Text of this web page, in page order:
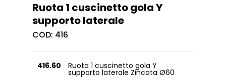
Ruota 1 cuscinetto gola Y
supporto laterale
COD: 416
416.60 Ruota 1 cuscinetto gola Y
supporto laterale Zincata Ø60